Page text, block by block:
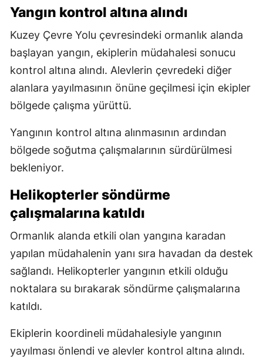
Yangın kontrol altına alındı
Kuzey Çevre Yolu çevresindeki ormanlık alanda
başlayan yangın, ekiplerin müdahalesi sonucu
kontrol altına alındı. Alevlerin çevredeki diğer
alanlara yayılmasının önüne geçilmesi için ekipler
bölgede çalışma yürüttü.
Yangının kontrol altına alınmasının ardından
bölgede soğutma çalışmalarının sürdürülmesi
bekleniyor.
Helikopterler söndürme
çalışmalarına katıldı
Ormanlık alanda etkili olan yangına karadan
yapılan müdahalenin yanı sıra havadan da destek
sağlandı. Helikopterler yangının etkili olduğu
noktalara su bırakarak söndürme çalışmalarına
katıldı.
Ekiplerin koordineli müdahalesiyle yangının
yayılması önlendi ve alevler kontrol altına alındı.